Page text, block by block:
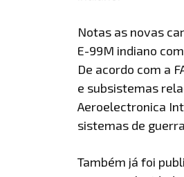
Notas as novas
E-99M indiano
De acordo com a
e subsistemas
Aeroelectronica
sistemas de
Também já foi